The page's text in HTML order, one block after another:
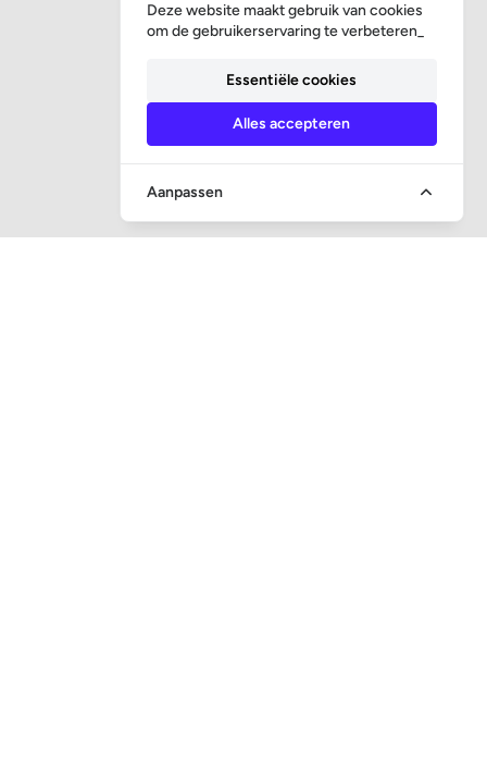
Deze website maakt gebruik van cookies
om de gebruikerservaring te verbeteren_
Essentiële cookies
Alles accepteren
Aanpassen